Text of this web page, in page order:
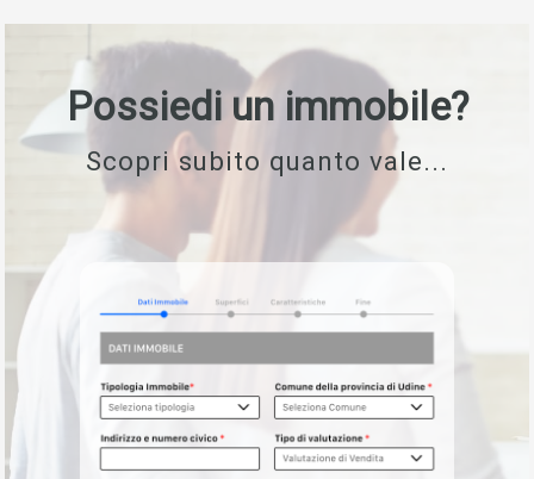
Possiedi un immobile?
Scopri subito quanto vale...